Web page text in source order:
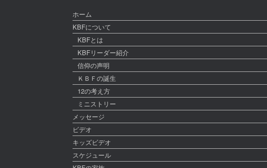
ホーム
KBFについて
KBFとは
KBFリーダー紹介
信仰の声明
ＫＢＦの誕生
12の考え方
ミニストリー
メッセージ
ビデオ
キッズビデオ
スケジュール